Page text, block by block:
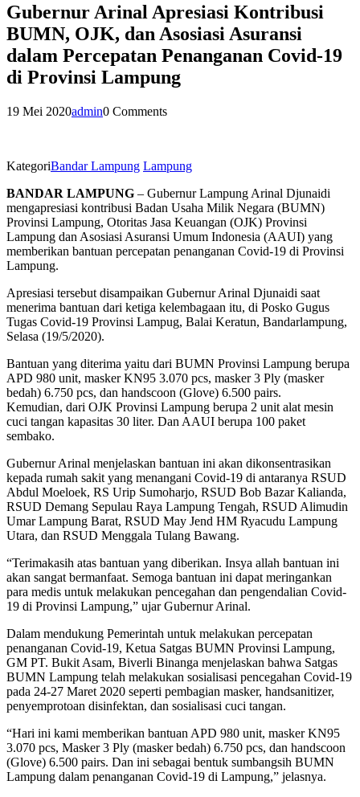
Gubernur Arinal Apresiasi Kontribusi
BUMN, OJK, dan Asosiasi Asuransi
dalam Percepatan Penanganan Covid-19
di Provinsi Lampung
19 Mei 2020admin0 Comments
KategoriBandar Lampung Lampung
BANDAR LAMPUNG – Gubernur Lampung Arinal Djunaidi
mengapresiasi kontribusi Badan Usaha Milik Negara (BUMN)
Provinsi Lampung, Otoritas Jasa Keuangan (OJK) Provinsi
Lampung dan Asosiasi Asuransi Umum Indonesia (AAUI) yang
memberikan bantuan percepatan penanganan Covid-19 di Provinsi
Lampung.
Apresiasi tersebut disampaikan Gubernur Arinal Djunaidi saat
menerima bantuan dari ketiga kelembagaan itu, di Posko Gugus
Tugas Covid-19 Provinsi Lampug, Balai Keratun, Bandarlampung,
Selasa (19/5/2020).
Bantuan yang diterima yaitu dari BUMN Provinsi Lampung berupa
APD 980 unit, masker KN95 3.070 pcs, masker 3 Ply (masker
bedah) 6.750 pcs, dan handscoon (Glove) 6.500 pairs.
Kemudian, dari OJK Provinsi Lampung berupa 2 unit alat mesin
cuci tangan kapasitas 30 liter. Dan AAUI berupa 100 paket
sembako.
Gubernur Arinal menjelaskan bantuan ini akan dikonsentrasikan
kepada rumah sakit yang menangani Covid-19 di antaranya RSUD
Abdul Moeloek, RS Urip Sumoharjo, RSUD Bob Bazar Kalianda,
RSUD Demang Sepulau Raya Lampung Tengah, RSUD Alimudin
Umar Lampung Barat, RSUD May Jend HM Ryacudu Lampung
Utara, dan RSUD Menggala Tulang Bawang.
“Terimakasih atas bantuan yang diberikan. Insya allah bantuan ini
akan sangat bermanfaat. Semoga bantuan ini dapat meringankan
para medis untuk melakukan pencegahan dan pengendalian Covid-
19 di Provinsi Lampung,” ujar Gubernur Arinal.
Dalam mendukung Pemerintah untuk melakukan percepatan
penanganan Covid-19, Ketua Satgas BUMN Provinsi Lampung,
GM PT. Bukit Asam, Biverli Binanga menjelaskan bahwa Satgas
BUMN Lampung telah melakukan sosialisasi pencegahan Covid-19
pada 24-27 Maret 2020 seperti pembagian masker, handsanitizer,
penyemprotoan disinfektan, dan sosialisasi cuci tangan.
“Hari ini kami memberikan bantuan APD 980 unit, masker KN95
3.070 pcs, Masker 3 Ply (masker bedah) 6.750 pcs, dan handscoon
(Glove) 6.500 pairs. Dan ini sebagai bentuk sumbangsih BUMN
Lampung dalam penanganan Covid-19 di Lampung,” jelasnya.